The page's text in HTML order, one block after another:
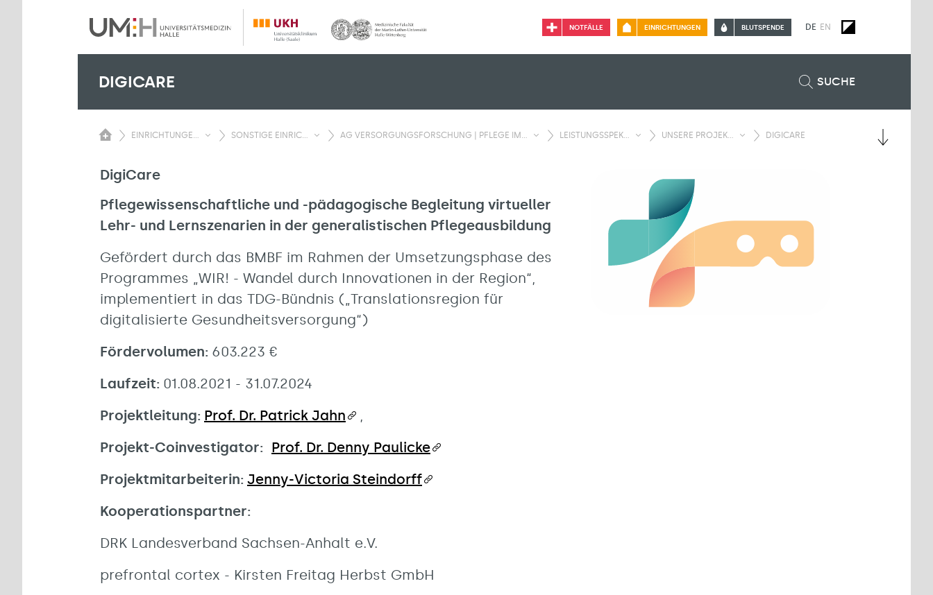
NOTFÄLLE EINRICHTUNGEN BLUTSPENDE DE EN
DIGICARE SUCHE
EINRICHTUNGE... SONSTIGE EINRIC... AG VERSORGUNGSFORSCHUNG | PFLEGE IM... LEISTUNGSSPEK... UNSERE PROJEK... DIGICARE
DigiCare
Pflegewissenschaftliche und -pädagogische Begleitung virtueller
Lehr- und Lernszenarien in der generalistischen Pflegeausbildung
Gefördert durch das BMBF im Rahmen der Umsetzungsphase des
Programmes „WIR! - Wandel durch Innovationen in der Region“,
implementiert in das TDG-Bündnis („Translationsregion für
digitalisierte Gesundheitsversorgung“)
Fördervolumen: 603.223 €
Laufzeit: 01.08.2021 - 31.07.2024
Projektleitung: Prof. Dr. Patrick Jahn
,
Projekt-Coinvestigator: Prof. Dr. Denny Paulicke
Projektmitarbeiterin: Jenny-Victoria Steindorff
Kooperationspartner:
DRK Landesverband Sachsen-Anhalt e.V.
prefrontal cortex - Kirsten Freitag Herbst GmbH